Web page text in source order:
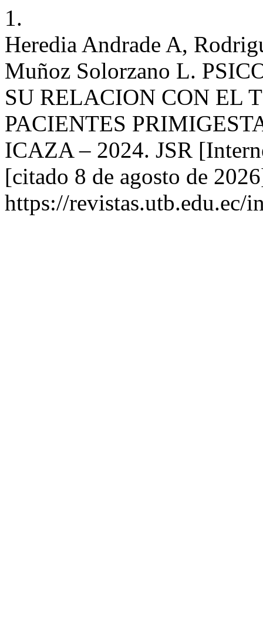
1.
Heredia Andrade A,
Muñoz Solorzano L.
SU RELACION CON EL
PACIENTES
ICAZA – 2024. JSR
[citado 8 de agosto de
https://revistas.utb.edu.ec/